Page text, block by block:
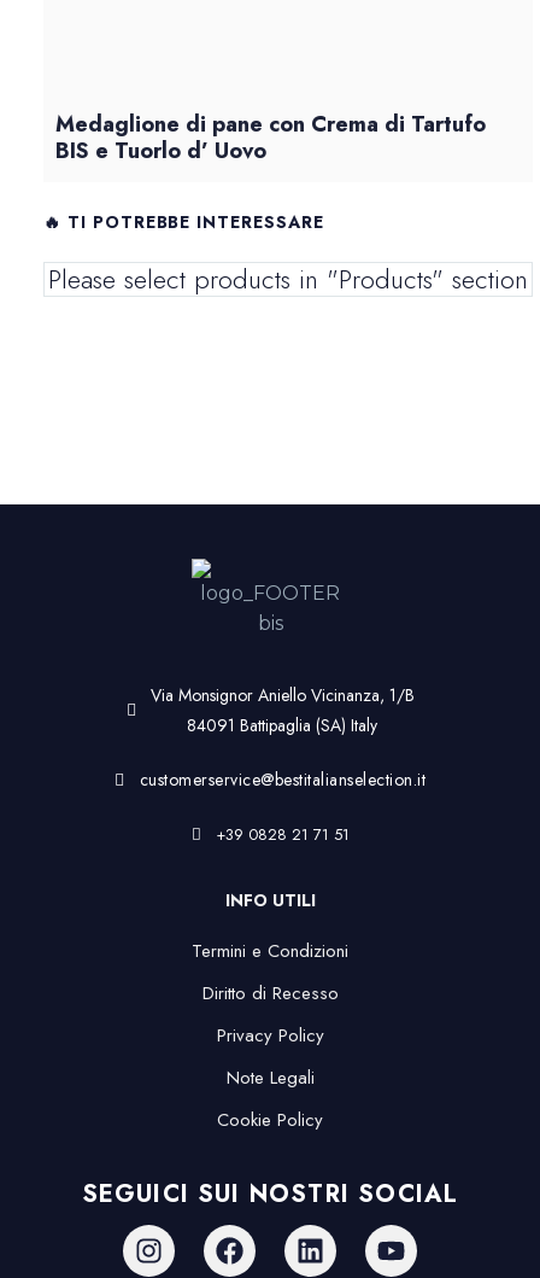
Medaglione di pane con Crema di Tartufo
BIS e Tuorlo d’ Uovo
🔥 TI POTREBBE INTERESSARE
Please select products in "Products" section
Via Monsignor Aniello Vicinanza, 1/B
84091 Battipaglia (SA) Italy
customerservice@bestitalianselection.it
+39 0828 21 71 51
INFO UTILI
Termini e Condizioni
Diritto di Recesso
Privacy Policy
Note Legali
Cookie Policy
SEGUICI SUI NOSTRI SOCIAL